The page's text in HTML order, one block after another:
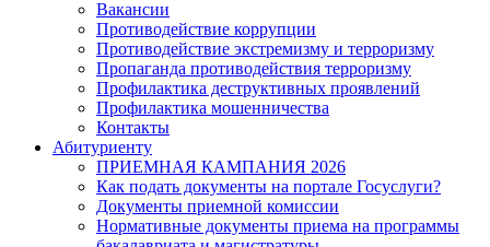
Вакансии
Противодействие коррупции
Противодействие экстремизму и терроризму
Пропаганда противодействия терроризму
Профилактика деструктивных проявлений
Профилактика мошенничества
Контакты
Абитуриенту
ПРИЕМНАЯ КАМПАНИЯ 2026
Как подать документы на портале Госуслуги?
Документы приемной комиссии
Нормативные документы приема на программы